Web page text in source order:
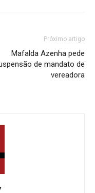
Próximo artigo
Mafalda Azenha pede
de mandato de
vereadora